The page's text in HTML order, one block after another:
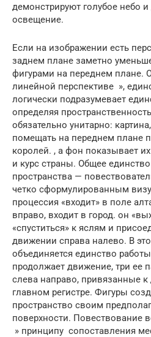
демонстрируют голубое небо
освещение.
Если на изображении есть
заднем плане заметно
фигурами на переднем плане.
линейной перспективе »,
логически подразумевает
определяя
обязательно унитарно:
помещать на переднем плане
королей. , а фон показывает
и курс страны. Общее
пространства —
четко сформулированным
процессия «входит» в поле
вправо, входит в город. он
«спуститься» к яслям и
движении справа налево. В
объединяется единство
продолжает движение, три ее
слева направо, привязанные
главном регистре. Фигуры
пространство своим
поверхности. Повествование
» принципу сопоставления